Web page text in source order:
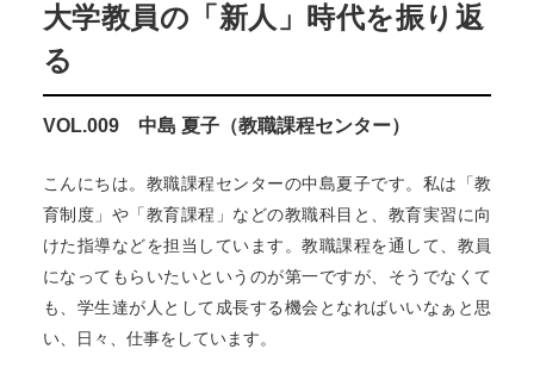
大学教員の「新人」時代を振り返
る
VOL.009 中島 夏子（教職課程センター）
こんにちは。教職課程センターの中島夏子です。私は「教
育制度」や「教育課程」などの教職科目と、教育実習に向
けた指導などを担当しています。教職課程を通して、教員
になってもらいたいというのが第一ですが、そうでなくて
も、学生達が人として成長する機会となればいいなぁと思
い、日々、仕事をしています。